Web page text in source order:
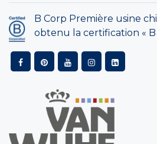
B Corp Première usine
obtenu la certification « B